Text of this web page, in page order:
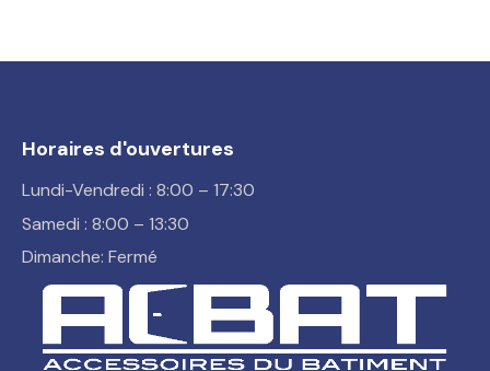
Horaires d'ouvertures
Lundi-Vendredi : 8:00 – 17:30
Samedi : 8:00 – 13:30
Dimanche: Fermé